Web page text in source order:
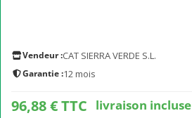
Vendeur :CAT SIERRA VERDE S.L.
Garantie :12 mois
96,88 € TTC livraison incluse